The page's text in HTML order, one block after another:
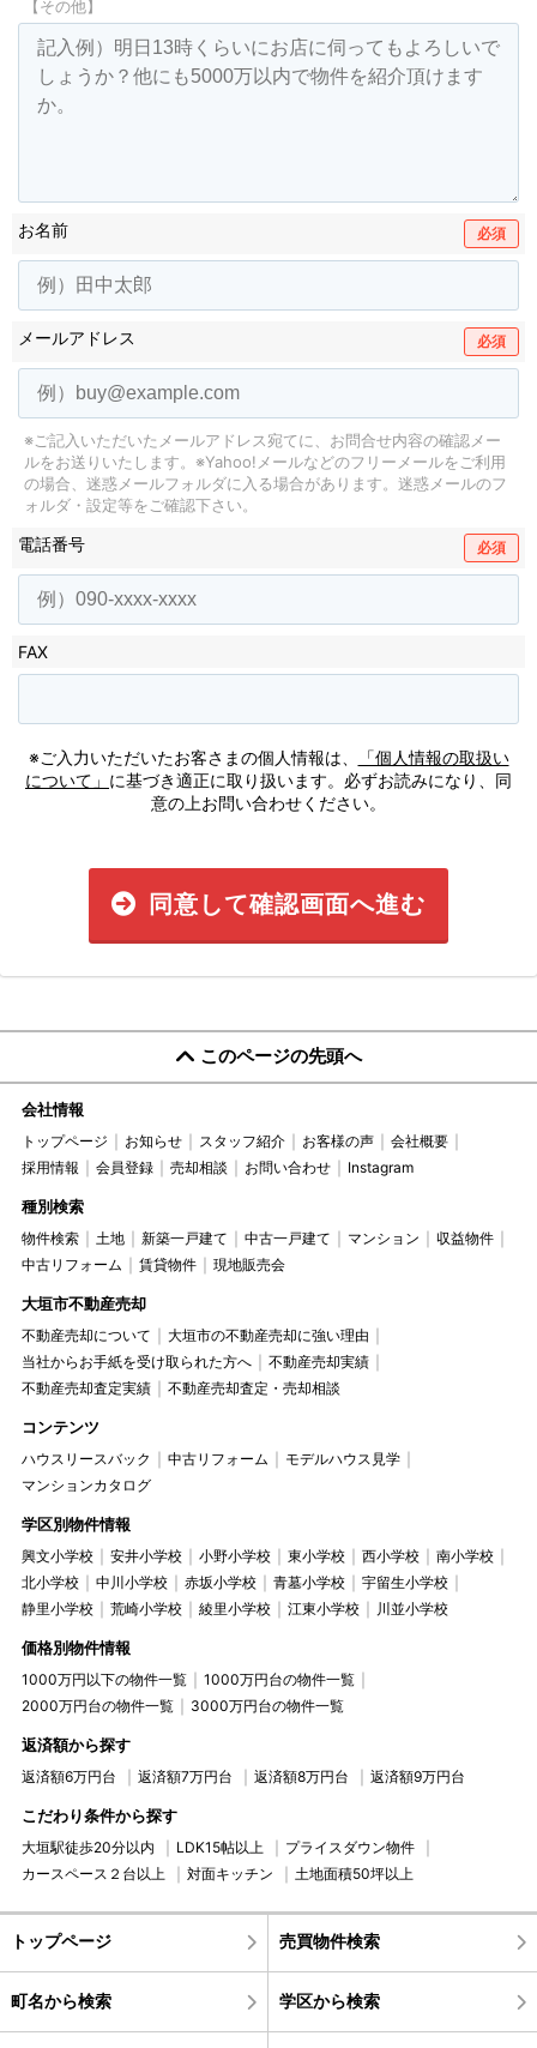
【その他】
お名前 必須
メールアドレス 必須
※ご記入いただいたメールアドレス宛てに、お問合せ内容の確認メー
ルをお送りいたします。 ※Yahoo!メールなどのフリーメールをご利用
の場合、迷惑メールフォルダに入る場合があります。 迷惑メールのフ
ォルダ・設定等をご確認下さい。
電話番号 必須
FAX
※ご入力いただいたお客さまの個人情報は、
「個人情報の取扱い
について」 に基づき適正に取り扱います。必ずお読みになり、同
意の上お問い合わせください。
同意して確認画面へ進む
このページの先頭へ
会社情報
トップページ お知らせ スタッフ紹介 お客様の声
会社概要
採用情報
会員登録 売却相談 お問い合わせ Instagram
種別検索
物件検索 土地 新築一戸建て 中古一戸建て マンション
収益物件
中古リフォーム
賃貸物件 現地販売会
大垣市不動産売却
不動産売却について
大垣市の不動産売却に強い理由
当社からお手紙を受け取られた方へ
不動産売却実績
不動産売却査定実績
不動産売却査定・売却相談
コンテンツ
ハウスリースバック 中古リフォーム
モデルハウス見学
マンションカタログ
学区別物件情報
興文小学校 安井小学校 小野小学校 東小学校 西小学校
南小学校
北小学校
中川小学校 赤坂小学校 青墓小学校
宇留生小学校
静里小学校
荒崎小学校 綾里小学校 江東小学校 川並小学校
価格別物件情報
1000万円以下の物件一覧
1000万円台の物件一覧
2000万円台の物件一覧
3000万円台の物件一覧
返済額から探す
返済額6万円台 返済額7万円台 返済額8万円台 返済額9万円台
こだわり条件から探す
大垣駅徒歩20分以内 LDK15帖以上
プライスダウン物件
カースペース２台以上
対面キッチン 土地面積50坪以上
トップページ 売買物件検索
町名から検索 学区から検索